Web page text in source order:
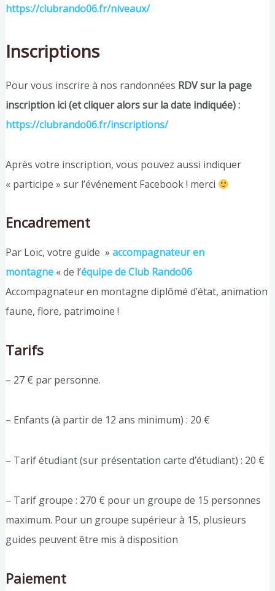
https://clubrando06.fr/niveaux/
Inscriptions
Pour vous inscrire à nos randonnées RDV sur la page
inscription ici (et cliquer alors sur la date indiquée) :
https://clubrando06.fr/inscriptions/
Après votre inscription, vous pouvez aussi indiquer
« participe » sur l’événement Facebook ! merci
Encadrement
Par Loïc, votre guide » accompagnateur en
montagne« de l’équipe de Club Rando06
Accompagnateur en montagne diplômé d’état, animation
faune, flore, patrimoine !
Tarifs
– 27 € par personne.
– Enfants (à partir de 12 ans minimum) : 20 €
– Tarif étudiant (sur présentation carte d’étudiant) : 20 €
– Tarif groupe : 270 € pour un groupe de 15 personnes
maximum. Pour un groupe supérieur à 15, plusieurs
guides peuvent être mis à disposition
Paiement